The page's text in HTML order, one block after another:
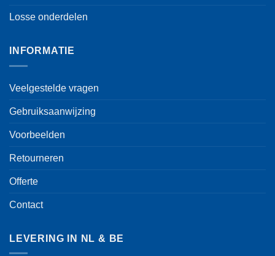
Losse onderdelen
INFORMATIE
Veelgestelde vragen
Gebruiksaanwijzing
Voorbeelden
Retourneren
Offerte
Contact
LEVERING IN NL & BE